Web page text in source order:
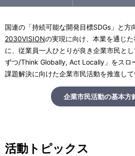
国連の「持続可能な開発目標SDGs」と方
2030VISIONの実現に向け、本業を通じ
に、従業員一人ひとりが良き企業市民と
ずつ/Think Globally, Act Locally」をスロ
課題解決に向けた企業市民活動を推進して
企業市民活動の基本方
活動トピックス